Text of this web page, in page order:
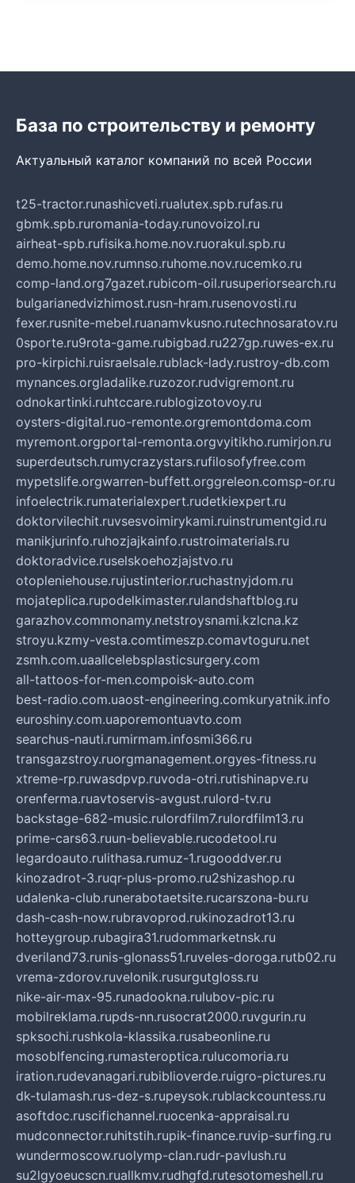
База по строительству и ремонту
Актуальный каталог компаний по всей России
t25-tractor.runashicveti.rualutex.spb.rufas.ru
gbmk.spb.ruromania-today.runovoizol.ru
airheat-spb.rufisika.home.nov.ruorakul.spb.ru
demo.home.nov.rumnso.ruhome.nov.rucemko.ru
comp-land.org7gazet.rubicom-oil.rusuperiorsearch.ru
bulgarianedvizhimost.rusn-hram.rusenovosti.ru
fexer.rusnite-mebel.ruanamvkusno.rutechnosaratov.ru
0sporte.ru9rota-game.rubigbad.ru227gp.ruwes-ex.ru
pro-kirpichi.ruisraelsale.rublack-lady.rustroy-db.com
mynances.orgladalike.ruzozor.rudvigremont.ru
odnokartinki.ruhtccare.rublogizotovoy.ru
oysters-digital.ruo-remonte.orgremontdoma.com
myremont.orgportal-remonta.orgvyitikho.rumirjon.ru
superdeutsch.rumycrazystars.rufilosofyfree.com
mypetslife.orgwarren-buffett.orggreleon.comsp-or.ru
infoelectrik.rumaterialexpert.rudetkiexpert.ru
doktorvilechit.ruvsesvoimirykami.ruinstrumentgid.ru
manikjurinfo.ruhozjajkainfo.rustroimaterials.ru
doktoradvice.ruselskoehozjajstvo.ru
otopleniehouse.rujustinterior.ruchastnyjdom.ru
mojateplica.rupodelkimaster.rulandshaftblog.ru
garazhov.commonamy.netstroysnami.kzlcna.kz
stroyu.kzmy-vesta.comtimeszp.comavtoguru.net
zsmh.com.uaallcelebsplasticsurgery.com
all-tattoos-for-men.compoisk-auto.com
best-radio.com.uaost-engineering.comkuryatnik.info
euroshiny.com.uaporemontuavto.com
searchus-nauti.rumirmam.infosmi366.ru
transgazstroy.ruorgmanagement.orgyes-fitness.ru
xtreme-rp.ruwasdpvp.ruvoda-otri.rutishinapve.ru
orenferma.ruavtoservis-avgust.rulord-tv.ru
backstage-682-music.rulordfilm7.rulordfilm13.ru
prime-cars63.ruun-believable.rucodetool.ru
legardoauto.rulithasa.rumuz-1.rugooddver.ru
kinozadrot-3.ruqr-plus-promo.ru2shizashop.ru
udalenka-club.runerabotaetsite.rucarszona-bu.ru
dash-cash-now.rubravoprod.rukinozadrot13.ru
hotteygroup.rubagira31.rudommarketnsk.ru
dveriland73.runis-glonass51.ruveles-doroga.rutb02.ru
vrema-zdorov.ruvelonik.rusurgutgloss.ru
nike-air-max-95.runadookna.rulubov-pic.ru
mobilreklama.rupds-nn.rusocrat2000.ruvgurin.ru
spksochi.rushkola-klassika.rusabeonline.ru
mosoblfencing.rumasteroptica.rulucomoria.ru
iration.rudevanagari.rubiblioverde.ruigro-pictures.ru
dk-tulamash.rus-dez-s.rupeysok.rublackcountess.ru
asoftdoc.ruscifichannel.ruocenka-appraisal.ru
mudconnector.ruhitstih.rupik-finance.ruvip-surfing.ru
wundermoscow.ruolymp-clan.rudr-pavlush.ru
su2lgyoeucscn.ruallkmv.rudhgfd.rutesotomeshell.ru